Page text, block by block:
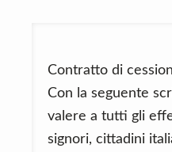
Contratto di
Con la seguente
valere a tutti gli
signori, cittadini